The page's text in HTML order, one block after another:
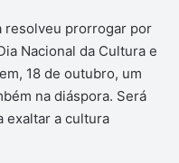
resolveu prorrogar por
Nacional da Cultura e
18 de outubro, um
na diáspora. Será
exaltar a cultura